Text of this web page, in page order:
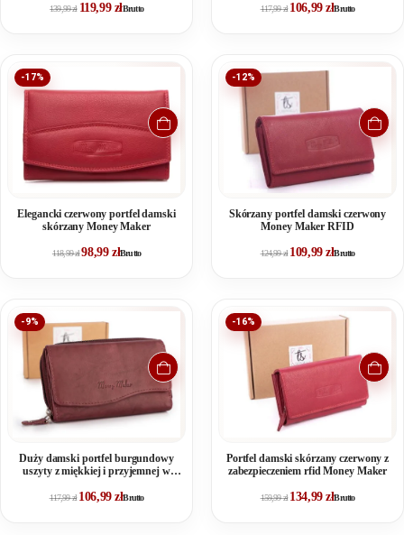
139,99zł 119,99 złBrutto 117,99zł 106,99złBrutto
-17%
Elegancki czerwony portfel damski
skórzany Money Maker
118,99zł98,99 złBrutto
-12%
Skórzany portfel damski czerwony
Money Maker RFID
124,99zł 109,99złBrutto
-9%
Duży damski portfel burgundowy
uszyty z miękkiej i przyjemnej w
117,99zł 106,99złBrutto
-16%
Portfel damski skórzany czerwony z
zabezpieczeniem rfid Money Maker
159,99zł 134,99złBrutto